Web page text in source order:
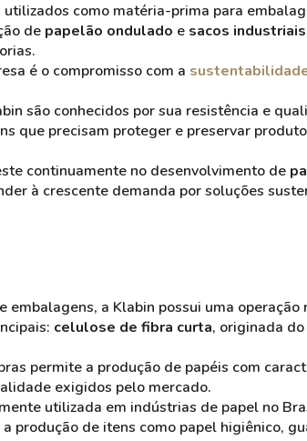
utilizados como matéria-prima para
de papelão ondulado e sacos industriais
é o compromisso com a
são conhecidos por sua resistência e
que precisam proteger e preservar
continuamente no desenvolvimento de
à crescente demanda por soluções
embalagens, a Klabin possui uma
celulose de fibra curta, originada
permite a produção de papéis com
exigidos pelo mercado.
utilizada em indústrias de papel no
produção de itens como papel higiênico,